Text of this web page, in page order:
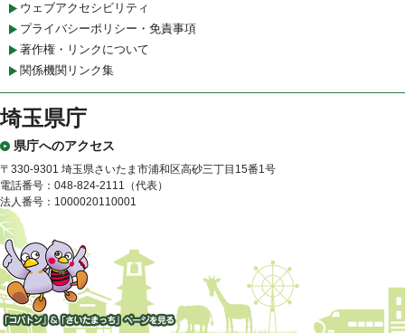
ウェブアクセシビリティ
プライバシーポリシー・免責事項
著作権・リンクについて
関係機関リンク集
埼玉県庁
県庁へのアクセス
〒330-9301 埼玉県さいたま市浦和区高砂三丁目15番1号
電話番号：048-824-2111（代表）
法人番号：1000020110001
「コバトン」&「さいたまっ